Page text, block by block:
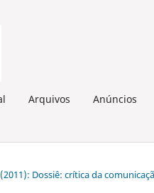
Arquivos Anúncios
Dossiê: crítica da